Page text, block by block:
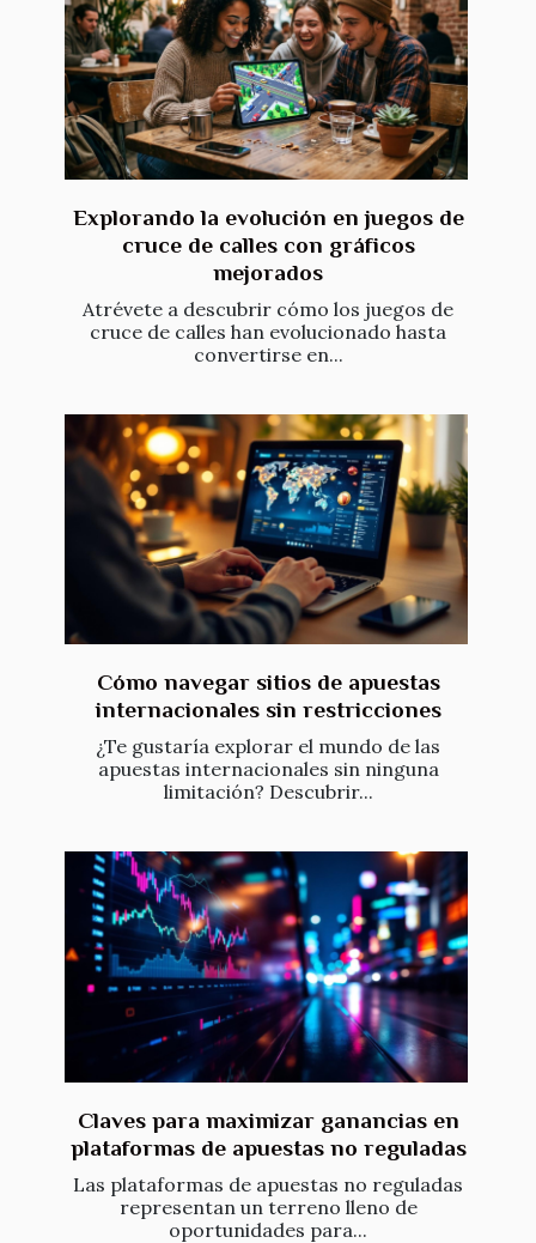
Explorando la evolución en juegos de
cruce de calles con gráficos
mejorados
Atrévete a descubrir cómo los juegos de
cruce de calles han evolucionado hasta
convertirse en...
Cómo navegar sitios de apuestas
internacionales sin restricciones
¿Te gustaría explorar el mundo de las
apuestas internacionales sin ninguna
limitación? Descubrir...
Claves para maximizar ganancias en
plataformas de apuestas no reguladas
Las plataformas de apuestas no reguladas
representan un terreno lleno de
oportunidades para...